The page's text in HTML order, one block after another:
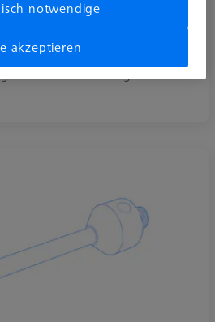
von Hinterschneidungen und
notwendige
akzeptieren